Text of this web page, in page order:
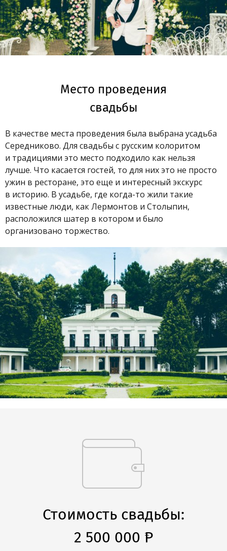
Место проведения
свадьбы
В качестве места проведения была выбрана усадьба
Середниково. Для свадьбы с русским колоритом
и традициями это место подходило как нельзя
лучше. Что касается гостей, то для них это не просто
ужин в ресторане, это еще и интересный экскурс
в историю. В усадьбе, где когда-то жили такие
известные люди, как Лермонтов и Столыпин,
расположился шатер в котором и было
организовано торжество.
Стоимость свадьбы:
2 500 000 P